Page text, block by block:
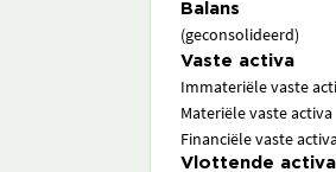
Balans
(geconsolideerd)
Vaste activa
Immateriële vaste
Materiële vaste activa
Financiële vaste activa
Vlottende activa